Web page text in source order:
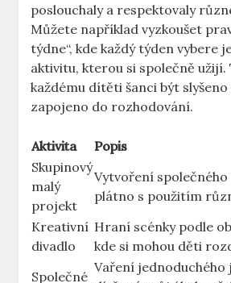
poslouchaly⁢ a respektovaly
Můžete například vyzkoušet
týdne“, kde každý týden vybere​
aktivitu, kterou ⁤si společně užijí.⁢
každému dítěti šanci⁤ být
zapojeno do⁤ rozhodování.
Aktivita
Popis
Skupinový
malý
projekt
Vytvoření
plátno​ s použitím
Kreativní
‌divadlo
Hraní scénky podle
kde si mohou ⁤děti
Společné
Vaření jednoduchého